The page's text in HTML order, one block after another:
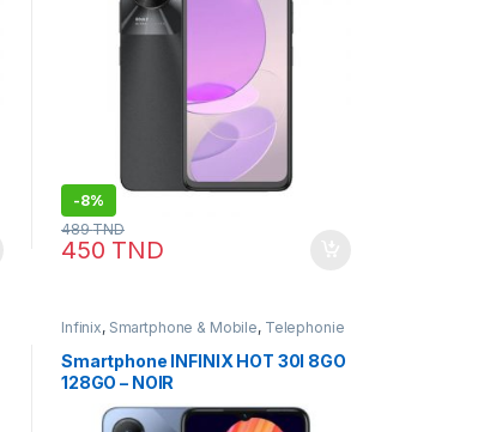
-8%
450 TND
489TND
Infinix, Smartphone & Mobile, Telephonie
Smartphone INFINIX HOT 30I 8GO
128GO – NOIR